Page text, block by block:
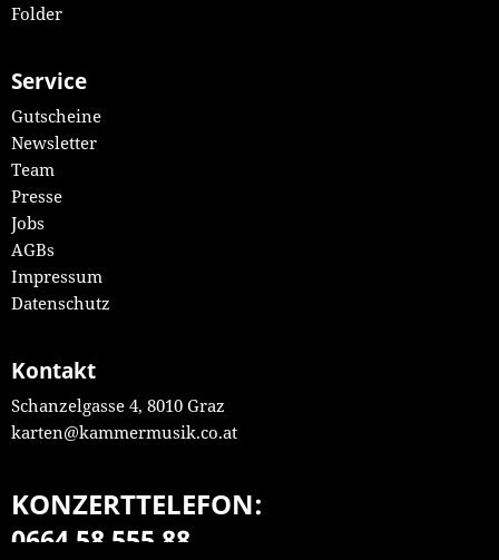
Folder
Service
Gutscheine
Newsletter
Team
Presse
Jobs
AGBs
Impressum
Datenschutz
Kontakt
Schanzelgasse 4, 8010 Graz
karten@kammermusik.co.at
KONZERTTELEFON:
0664 58 555 88